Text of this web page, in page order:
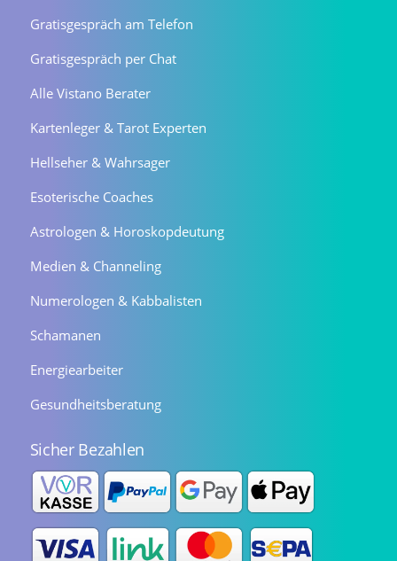
Gratisgespräch am Telefon
Gratisgespräch per Chat
Alle Vistano Berater
Kartenleger & Tarot Experten
Hellseher & Wahrsager
Esoterische Coaches
Astrologen & Horoskopdeutung
Medien & Channeling
Numerologen & Kabbalisten
Schamanen
Energiearbeiter
Gesundheitsberatung
Sicher Bezahlen